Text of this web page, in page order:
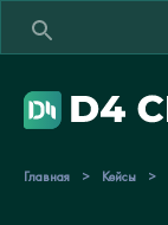
Главная > Кейсы >